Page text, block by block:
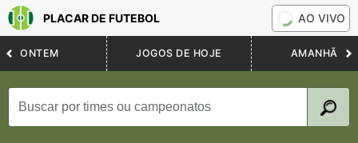
PLACAR DE FUTEBOL AO VIVO
ONTEM JOGOS DE HOJE AMANHÃ